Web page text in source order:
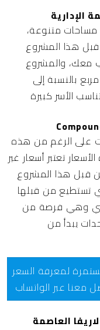
الإدارية
متنوعة،
هذا المشروع
معك، والمشروع
صغيرة وتبدأ من 65 متر مربع بالنسبة إلى
الأسر كبيرة
على الرغم من هذه
تعتبر أسعار غير
قبل هذا المشروع
تستطيع من قبلها
وهي فرصة من
يبدأ من
لمعرفة السعر
معنا عبر الواتساب
العاصمة